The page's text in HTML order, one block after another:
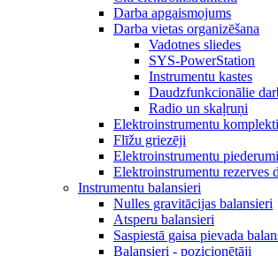
Darba apgaismojums
Darba vietas organizēšana
Vadotnes sliedes
SYS-PowerStation
Instrumentu kastes
Daudzfunkcionālie
Radio un skaļruņi
Elektroinstrumentu komplekti
Flīžu griezēji
Elektroinstrumentu piederumi
Elektroinstrumentu rezerves
Instrumentu balansieri
Nulles gravitācijas balansieri
Atsperu balansieri
Saspiestā gaisa pievada
Balansieri - pozicionētāji